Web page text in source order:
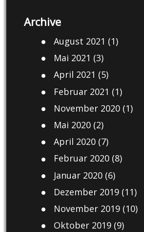
Archive
August 2021 (1)
Mai 2021 (3)
April 2021 (5)
Februar 2021 (1)
November 2020(1)
Mai 2020(2)
April 2020(7)
Februar 2020(8)
Januar 2020(6)
Dezember 2019(11)
November 2019(10)
Oktober 2019(9)